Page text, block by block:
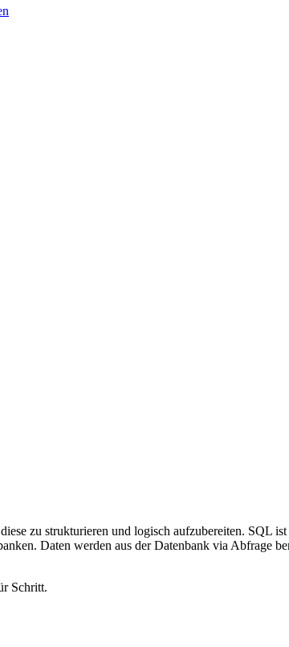
zu strukturieren und logisch aufzubereiten. SQL
Daten werden aus der Datenbank via Abfrage
Schritt.